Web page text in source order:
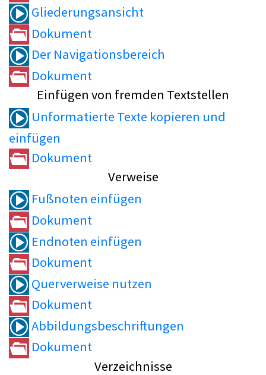
Gliederungsansicht
Dokument
Der Navigationsbereich
Dokument
Einfügen von fremden Textstellen
Unformatierte Texte kopieren und
einfügen
Dokument
Verweise
Fußnoten einfügen
Dokument
Endnoten einfügen
Dokument
Querverweise nutzen
Dokument
Abbildungsbeschriftungen
Dokument
Verzeichnisse